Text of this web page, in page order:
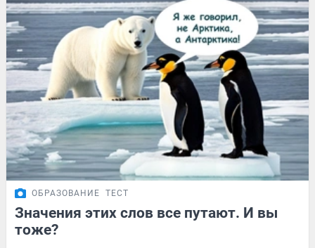
ОБРАЗОВАНИЕ ТЕСТ
Значения этих слов все путают. И вы
тоже?